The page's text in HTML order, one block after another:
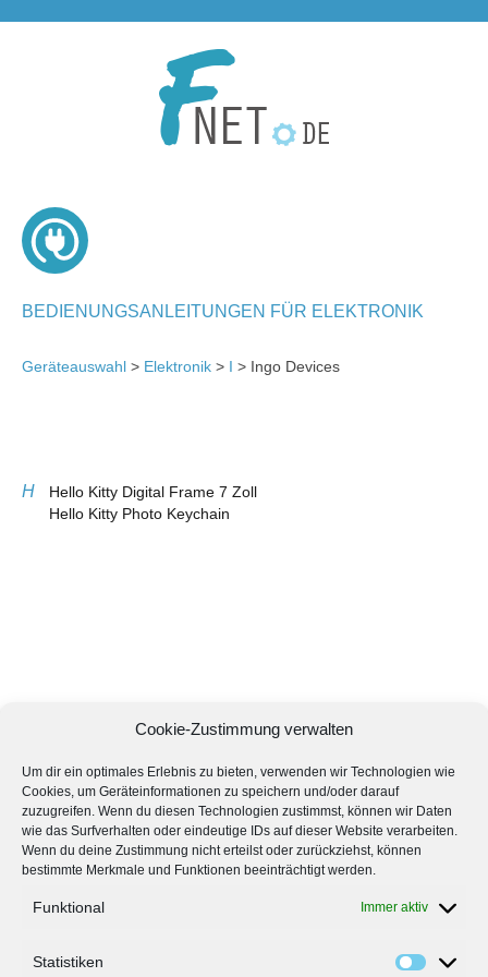
Cookie-Zustimmung verwalten
Um dir ein optimales Erlebnis zu bieten, verwenden wir Technologien wie
Cookies, um Geräteinformationen zu speichern und/oder darauf
zuzugreifen. Wenn du diesen Technologien zustimmst, können wir Daten
wie das Surfverhalten oder eindeutige IDs auf dieser Website verarbeiten.
Wenn du deine Zustimmung nicht erteilst oder zurückziehst, können
bestimmte Merkmale und Funktionen beeinträchtigt werden.
Funktional Immer aktiv
Statistiken
BEDIENUNGSANLEITUNGEN FÜR ELEKTRONIK
Geräteauswahl > Elektronik > I > Ingo Devices
H
Hello Kitty Digital Frame 7 Zoll
Hello Kitty Photo Keychain